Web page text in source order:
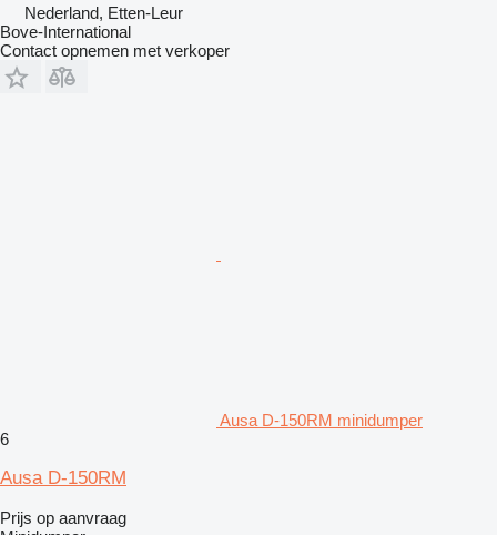
Nederland, Etten-Leur
Bove-International
Contact opnemen met verkoper
Ausa D-150RM minidumper
6
Ausa D-150RM
Prijs op aanvraag